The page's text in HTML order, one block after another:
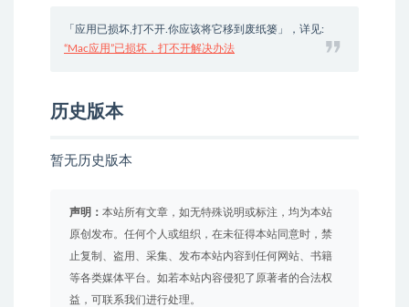
「应用已损坏,打不开.你应该将它移到废纸篓」，详见:
“Mac应用”已损坏，打不开解决办法
历史版本
暂无历史版本
声明： 本站所有文章，如无特殊说明或标注，均为本站
原创发布。任何个人或组织，在未征得本站同意时，禁
止复制、盗用、采集、发布本站内容到任何网站、书籍
等各类媒体平台。如若本站内容侵犯了原著者的合法权
益，可联系我们进行处理。